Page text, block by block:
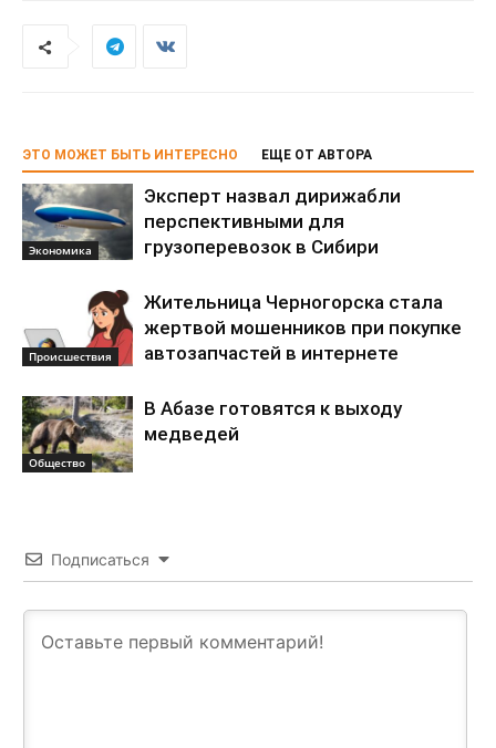
ЭТО МОЖЕТ БЫТЬ ИНТЕРЕСНО ЕЩЕ ОТ АВТОРА
Экономика
Эксперт назвал дирижабли
перспективными для
грузоперевозок в Сибири
Происшествия
Жительница Черногорска стала
жертвой мошенников при покупке
автозапчастей в интернете
Общество
В Абазе готовятся к выходу
медведей
Подписаться